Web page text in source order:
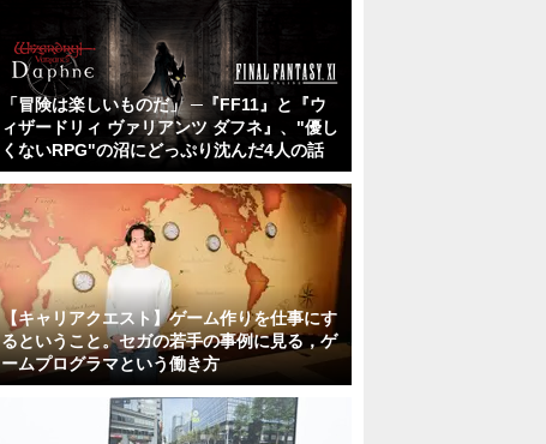
「冒険は楽しいものだ」 ─『FF11』と『ウ
ィザードリィ ヴァリアンツ ダフネ』、"優し
くないRPG"の沼にどっぷり沈んだ4人の話
【キャリアクエスト】ゲーム作りを仕事にす
るということ。セガの若手の事例に見る，ゲ
ームプログラマという働き方